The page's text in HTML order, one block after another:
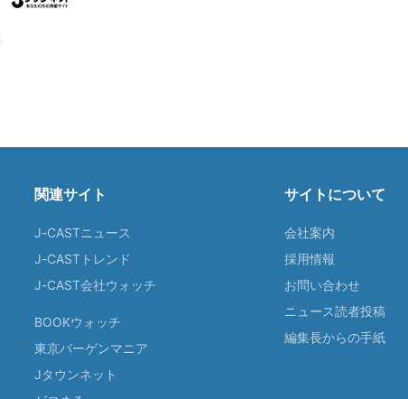
関連サイト
J-CASTニュース
J-CASTトレンド
J-CAST会社ウォッチ
BOOKウォッチ
東京バーゲンマニア
Jタウンネット
サイトについて
会社案内
採用情報
お問い合わせ
ニュース読者投稿
編集長からの手紙